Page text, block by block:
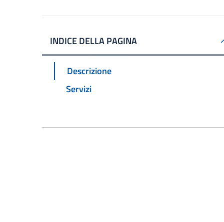
INDICE DELLA PAGINA
Descrizione
Servizi